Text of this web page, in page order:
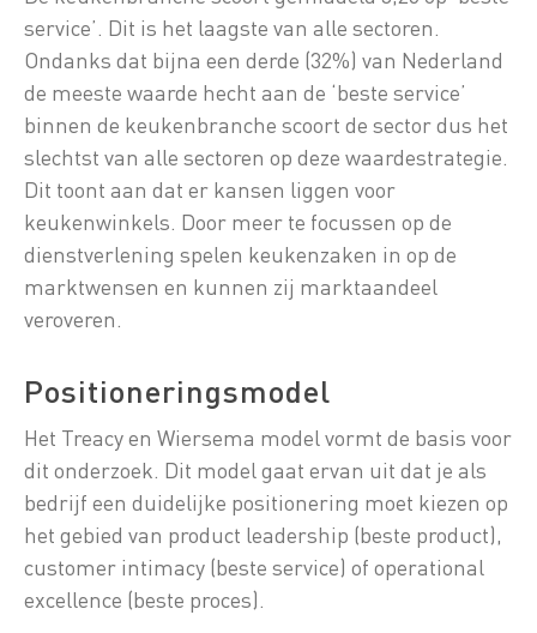
service’. Dit is het laagste van alle sectoren.
Ondanks dat bijna een derde (32%) van Nederland
de meeste waarde hecht aan de ‘beste service’
binnen de keukenbranche scoort de sector dus het
slechtst van alle sectoren op deze waardestrategie.
Dit toont aan dat er kansen liggen voor
keukenwinkels. Door meer te focussen op de
dienstverlening spelen keukenzaken in op de
marktwensen en kunnen zij marktaandeel
veroveren.
Positioneringsmodel
Het Treacy en Wiersema model vormt de basis voor
dit onderzoek. Dit model gaat ervan uit dat je als
bedrijf een duidelijke positionering moet kiezen op
het gebied van product leadership (beste product),
customer intimacy (beste service) of operational
excellence (beste proces).